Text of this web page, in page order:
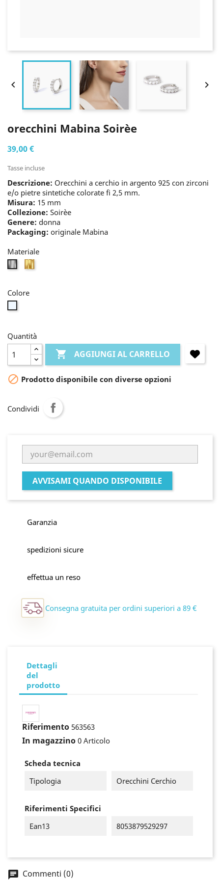
 
orecchini Mabina Soirèe
39,00 €
Tasse incluse
Descrizione: Orecchini a cerchio in argento 925 con zirconi
e/o pietre sintetiche colorate fi 2,5 mm.
Misura: 15 mm
Collezione: Soirèe
Genere: donna
Packaging: originale Mabina
Materiale
bianco
Colore
Quantità
 AGGIUNGI AL CARRELLO
 Prodotto disponibile con diverse opzioni
Condividi
AVVISAMI QUANDO DISPONIBILE
Garanzia
spedizioni sicure
effettua un reso
Consegna gratuita per ordini superiori a 89 €
Dettagli
del
prodotto
Riferimento 563563
In magazzino 0 Articolo
Scheda tecnica
Tipologia
Orecchini Cerchio
Riferimenti Specifici
Ean13
8053879529297
Commenti (0)
You need to be logged in to save products in your